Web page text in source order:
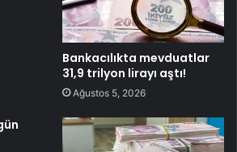
Bankacılıkta mevduatlar
31,9 trilyon lirayı aştı!
Ağustos 5, 2026